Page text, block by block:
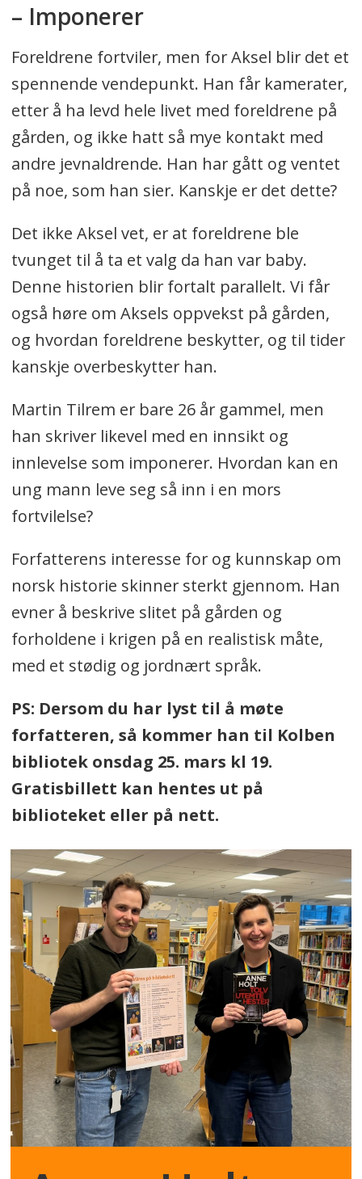
– Imponerer
Foreldrene fortviler, men for Aksel blir det et
spennende vendepunkt. Han får kamerater,
etter å ha levd hele livet med foreldrene på
gården, og ikke hatt så mye kontakt med
andre jevnaldrende. Han har gått og ventet
på noe, som han sier. Kanskje er det dette?
Det ikke Aksel vet, er at foreldrene ble
tvunget til å ta et valg da han var baby.
Denne historien blir fortalt parallelt. Vi får
også høre om Aksels oppvekst på gården,
og hvordan foreldrene beskytter, og til tider
kanskje overbeskytter han.
Martin Tilrem er bare 26 år gammel, men
han skriver likevel med en innsikt og
innlevelse som imponerer. Hvordan kan en
ung mann leve seg så inn i en mors
fortvilelse?
Forfatterens interesse for og kunnskap om
norsk historie skinner sterkt gjennom. Han
evner å beskrive slitet på gården og
forholdene i krigen på en realistisk måte,
med et stødig og jordnært språk.
PS: Dersom du har lyst til å møte
forfatteren, så kommer han til Kolben
bibliotek onsdag 25. mars kl 19.
Gratisbillett kan hentes ut på
biblioteket eller på nett.